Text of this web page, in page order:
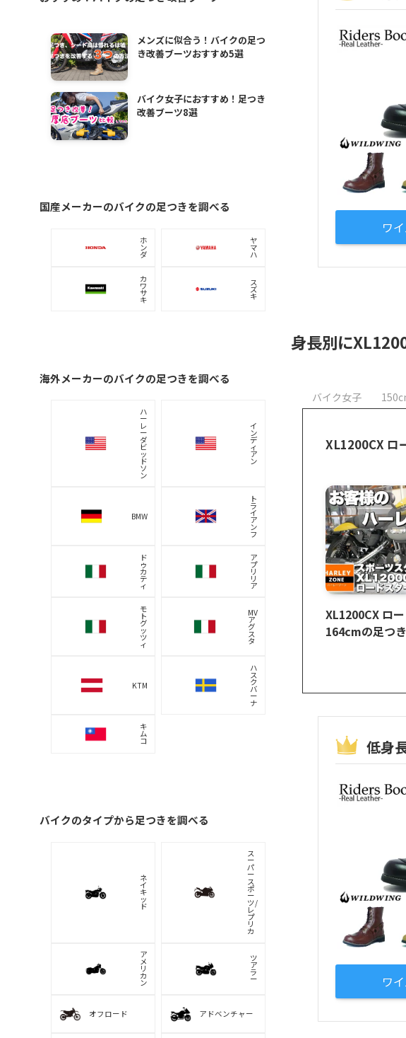
ワ
身長別に
バイク女子
XL1200CX ロ
XL1200CX ロ
164cmの足つき
低身
ワ
メンズに似合う！バイクの足つ
き改善ブーツおすすめ5選
バイク女子におすすめ！足つき
改善ブーツ8選
国産メーカーのバイクの足つきを調べる
ホ
ン
ダ
ヤ
マ
ハ
カ
ワ
サ
キ
ス
ズ
キ
海外メーカーのバイクの足つきを調べる
ハ
ー
レ
ー
ダ
ビ
ッ
ド
ソ
ン
イ
ン
デ
ィ
ア
ン
BMW
ト
ラ
イ
ア
ン
フ
ド
ゥ
カ
テ
ィ
ア
プ
リ
リ
ア
モ
ト
グ
ッ
ツ
ィ
MV
ア
グ
ス
タ
KTM
ハ
ス
ク
バ
ー
ナ
キ
ム
コ
バイクのタイプから足つきを調べる
ネ
イ
キ
ッ
ド
ス
ー
パ
ー
ス
ポ
ー
ツ/
レ
プ
リ
カ
ア
メ
リ
カ
ン
ツ
ア
ラ
ー
オフロード アドベンチャー